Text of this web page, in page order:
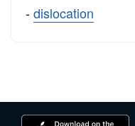
-dislocation